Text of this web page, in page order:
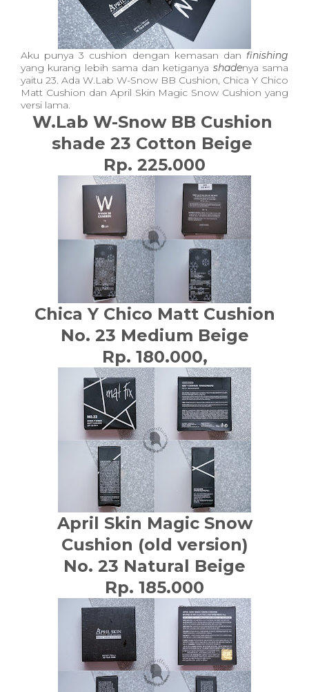
Aku punya 3 cushion dengan kemasan dan finishing
yang kurang lebih sama dan ketiganya shadenya sama
yaitu 23. Ada W.Lab W-Snow BB Cushion, Chica Y Chico
Matt Cushion dan April Skin Magic Snow Cushion yang
versi lama.
W.Lab W-Snow BB Cushion
shade 23 Cotton Beige
Rp. 225.000
Chica Y Chico Matt Cushion
No. 23 Medium Beige
Rp. 180.000,
April Skin Magic Snow
Cushion (old version)
No. 23 Natural Beige
Rp. 185.000